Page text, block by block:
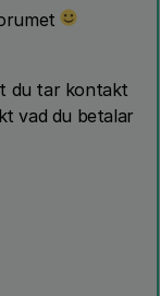
du tar kontakt
vad du betalar